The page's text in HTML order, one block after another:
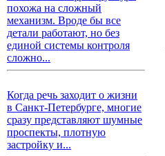
похожа на сложный
механизм. Вроде бы все
детали работают, но без
единой системы контроля
сложно...
Когда речь заходит о жизни
в Санкт-Петербурге, многие
сразу представляют шумные
проспекты, плотную
застройку и...